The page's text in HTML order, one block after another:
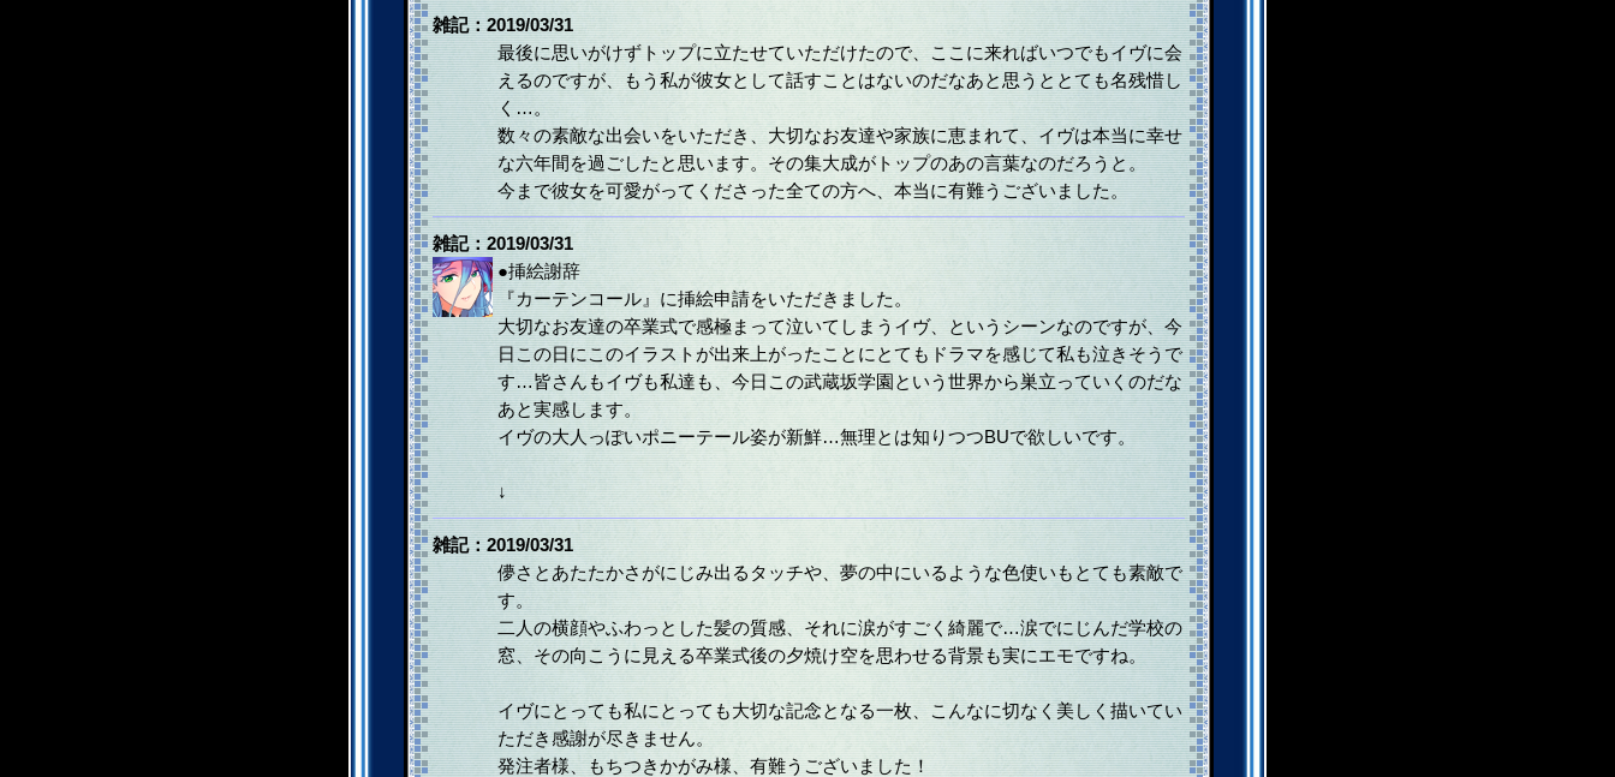
雑記：2019/03/31
最後に思いがけずトップに立たせていただけたので、ここに来ればいつでもイヴに会
えるのですが、もう私が彼女として話すことはないのだなあと思うととても名残惜し
く…。
数々の素敵な出会いをいただき、大切なお友達や家族に恵まれて、イヴは本当に幸せ
な六年間を過ごしたと思います。その集大成がトップのあの言葉なのだろうと。
今まで彼女を可愛がってくださった全ての方へ、本当に有難うございました。
雑記：2019/03/31
●挿絵謝辞
『カーテンコール』に挿絵申請をいただきました。
大切なお友達の卒業式で感極まって泣いてしまうイヴ、というシーンなのですが、今
日この日にこのイラストが出来上がったことにとてもドラマを感じて私も泣きそうで
す…皆さんもイヴも私達も、今日この武蔵坂学園という世界から巣立っていくのだな
あと実感します。
イヴの大人っぽいポニーテール姿が新鮮…無理とは知りつつBUで欲しいです。
↓
雑記：2019/03/31
儚さとあたたかさがにじみ出るタッチや、夢の中にいるような色使いもとても素敵で
す。
二人の横顔やふわっとした髪の質感、それに涙がすごく綺麗で…涙でにじんだ学校の
窓、その向こうに見える卒業式後の夕焼け空を思わせる背景も実にエモですね。
イヴにとっても私にとっても大切な記念となる一枚、こんなに切なく美しく描いてい
ただき感謝が尽きません。
発注者様、もちつきかがみ様、有難うございました！